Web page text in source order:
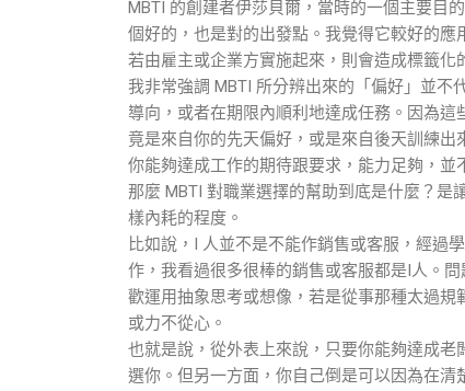
MBTI 的創建者伊莎貝爾，當時的一個主要目
個好的，也是對的出發點。我覺得它較好的
若由雇主或企業方實施起來，則會造成標籤化
我非常強調 MBTI 所分辨出來的「偏好」並
導向，或者在期限內順利地達成任務。因為
竟是來自你的先天偏好，或是來自後天訓練
你能夠達成工作的期待跟要求，能力足夠，並
那麼 MBTI 對職業選擇的幫助到底是什麼？是
樣內耗的程度。
比如說，I 人並不是不能作銷售或客服，經過
作，我看過很多很棒的銷售或客服都是I人。
歡運用抽象思考或想像，若是從事那種太過
或力不從心。
也就是說，從外表上來說，只要你能夠達成
選你。但另一方面，你自己倒是可以因為在清